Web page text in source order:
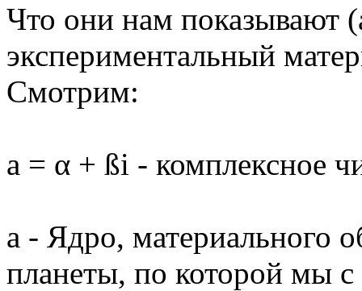
Что они нам показывают
экспериментальный
Смотрим:
a = α + ßi - комплексное
a - Ядро, материального
планеты, по которой мы